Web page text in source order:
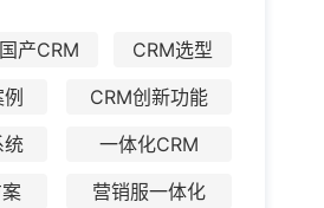
国产CRM
CRM选型
CRM创新功能
统
一体化CRM
营销服一体化